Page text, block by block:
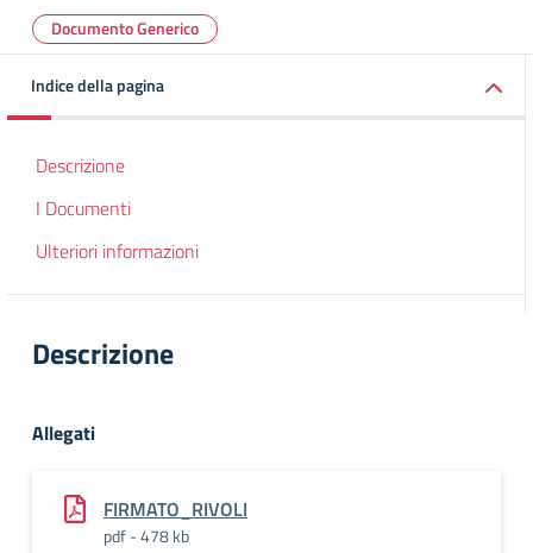
Documento Generico
Indice della pagina
Descrizione
I Documenti
Ulteriori informazioni
Descrizione
Allegati
FIRMATO_RIVOLI
pdf - 478 kb